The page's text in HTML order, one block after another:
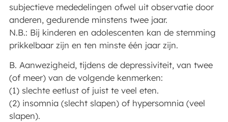
subjectieve mededelingen ofwel uit observatie door
anderen, gedurende minstens twee jaar.
N.B.: Bij kinderen en adolescenten kan de stemming
prikkelbaar zijn en ten minste één jaar zijn.
B. Aanwezigheid, tijdens de depressiviteit, van twee
(of meer) van de volgende kenmerken:
(1) slechte eetlust of juist te veel eten.
(2) insomnia (slecht slapen) of hypersomnia (veel
slapen).